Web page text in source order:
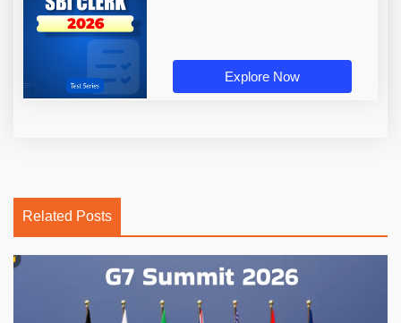
Explore Now
Related Posts